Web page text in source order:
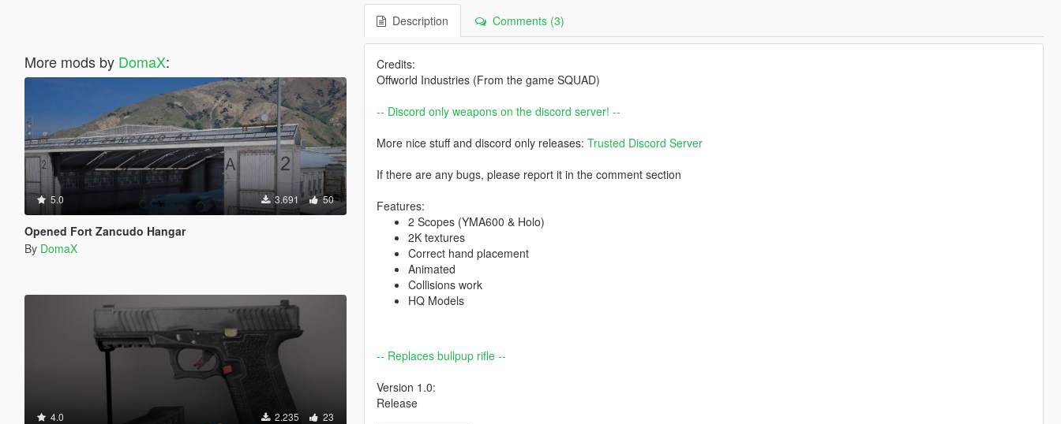
More mods by DomaX:
5.0 3.691 50
Opened Fort Zancudo Hangar
By DomaX
4.0 2.235 23
Description Comments (3)
Credits:
Offworld Industries (From the game SQUAD)
-- Discord only weapons on the discord server! --
More nice stuff and discord only releases: Trusted Discord Server
If there are any bugs, please report it in the comment section
Features:
2 Scopes (YMA600 & Holo)
2K textures
Correct hand placement
Animated
Collisions work
HQ Models
-- Replaces bullpup rifle --
Version 1.0:
Release